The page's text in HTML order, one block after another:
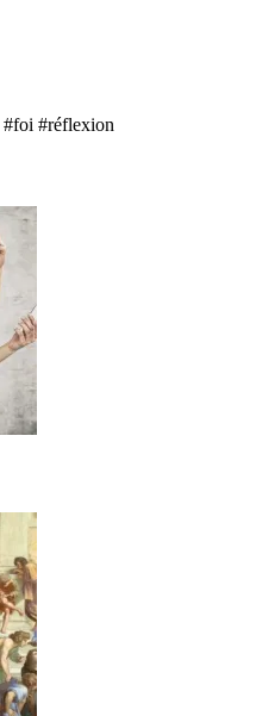
#foi #réflexion